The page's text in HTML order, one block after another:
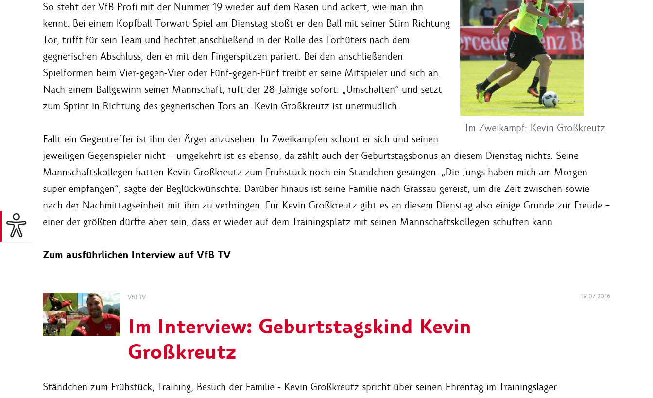
Im Zweikampf: Kevin Großkreutz
So steht der VfB Profi mit der Nummer 19 wieder auf dem Rasen und ackert, wie man ihn
kennt. Bei einem Kopfball-Torwart-Spiel am Dienstag stößt er den Ball mit seiner Stirn Richtung
Tor, trifft für sein Team und hechtet anschließend in der Rolle des Torhüters nach dem
gegnerischen Abschluss, den er mit den Fingerspitzen pariert. Bei den anschließenden
Spielformen beim Vier-gegen-Vier oder Fünf-gegen-Fünf treibt er seine Mitspieler und sich an.
Nach einem Ballgewinn seiner Mannschaft, ruft der 28-Jährige sofort: „Umschalten“ und setzt
zum Sprint in Richtung des gegnerischen Tors an. Kevin Großkreutz ist unermüdlich.
Fällt ein Gegentreffer ist ihm der Ärger anzusehen. In Zweikämpfen schont er sich und seinen
jeweiligen Gegenspieler nicht – umgekehrt ist es ebenso, da zählt auch der Geburtstagsbonus an diesem Dienstag nichts. Seine
Mannschaftskollegen hatten Kevin Großkreutz zum Frühstück noch ein Ständchen gesungen. „Die Jungs haben mich am Morgen
super empfangen“, sagte der Beglückwünschte. Darüber hinaus ist seine Familie nach Grassau gereist, um die Zeit zwischen sowie
nach der Nachmittagseinheit mit ihm zu verbringen. Für Kevin Großkreutz gibt es an diesem Dienstag also einige Gründe zur Freude –
einer der größten dürfte aber sein, dass er wieder auf dem Trainingsplatz mit seinen Mannschaftskollegen schuften kann.
Zum ausführlichen Interview auf VfB TV
VfB TV 19.07.2016
Im Interview: Geburtstagskind Kevin
Großkreutz
Ständchen zum Frühstück, Training, Besuch der Familie - Kevin Großkreutz spricht über seinen Ehrentag im Trainingslager.